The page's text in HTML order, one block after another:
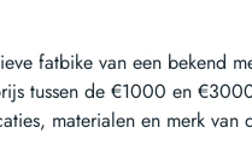
fatbike van een bekend
tussen de €1000 en
materialen en merk van